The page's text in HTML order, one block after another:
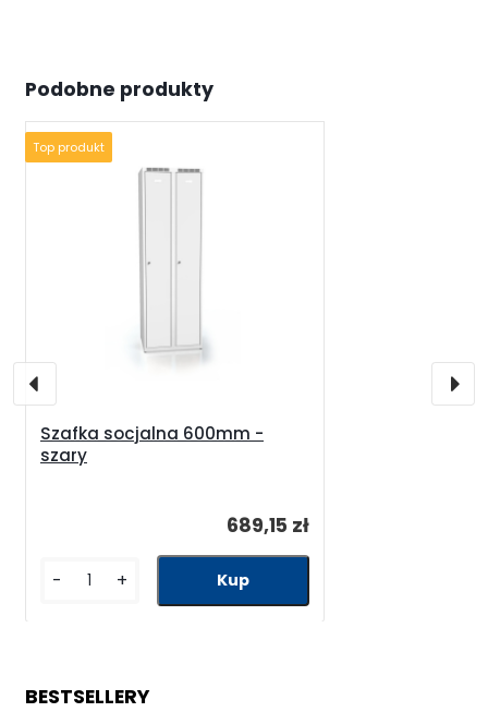
Podobne produkty
Szafka socjalna 600mm -
szary
689,15 zł
- +
Top produkt
BESTSELLERY